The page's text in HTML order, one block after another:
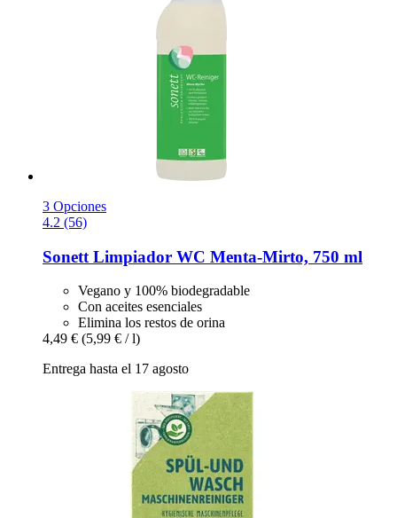
3 Opciones
4.2 (56)
Sonett Limpiador WC Menta-​Mirto, 750 ml
Vegano y 100% biodegradable
Con aceites esenciales
Elimina los restos de orina
4,49 € (5,99 € / l)
Entrega hasta el 17 agosto